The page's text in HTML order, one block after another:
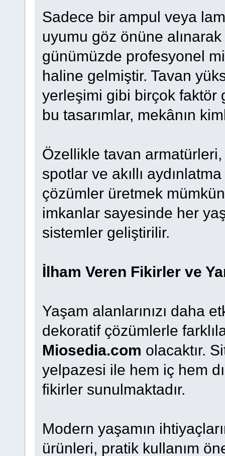
Sadece bir ampul veya
uyumu göz önüne
günümüzde profesyonel
haline gelmiştir. Tavan
yerleşimi gibi birçok faktör
bu tasarımlar, mekânın
Özellikle tavan
spotlar ve akıllı
çözümler üretmek
imkanlar sayesinde her
sistemler geliştirilir.
İlham Veren Fikirler ve
Yaşam alanlarınızı daha
dekoratif çözümlerle
Miosedia.com olacaktır.
yelpazesi ile hem iç hem
fikirler sunulmaktadır.
Modern yaşamın
ürünleri, pratik kullanım